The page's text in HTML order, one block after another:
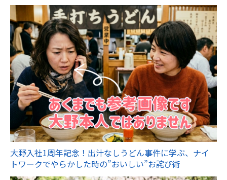
大野入社1周年記念！出汁なしうどん事件に学ぶ、ナイ
トワークでやらかした時の”おいしい”お詫び術